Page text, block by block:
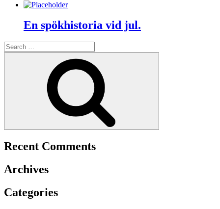
En spökhistoria vid jul.
Search
for:
Recent Comments
Archives
Categories